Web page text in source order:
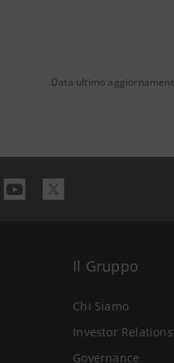
Data ultimo
Il Gruppo
Chi Siamo
Investor Relations
Governance